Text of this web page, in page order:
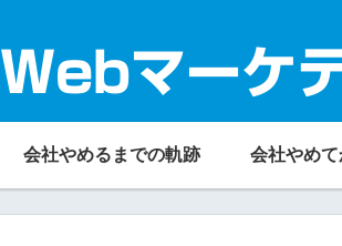
Webマーケ
会社やめるまでの軌跡 会社やめ